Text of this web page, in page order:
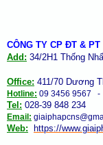
CÔNG TY CP ĐT &
Add: 34/2H1 Thống
Office: 411/70 Dương
Hotline: 09 3456 9567
Tel: 028-39 848 234
Email:
Web: https://